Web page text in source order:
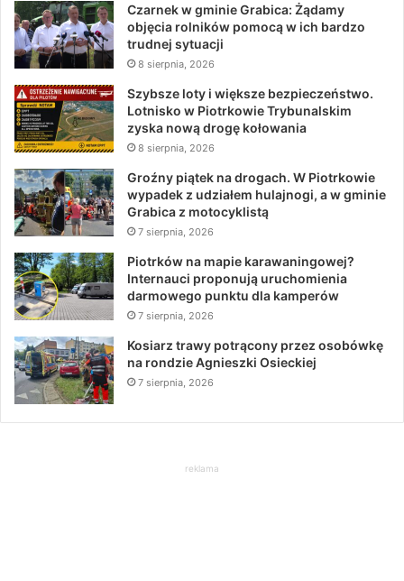
Czarnek w gminie Grabica: Żądamy
objęcia rolników pomocą w ich bardzo
trudnej sytuacji
8 sierpnia, 2026
Szybsze loty i większe bezpieczeństwo.
Lotnisko w Piotrkowie Trybunalskim
zyska nową drogę kołowania
8 sierpnia, 2026
Groźny piątek na drogach. W Piotrkowie
wypadek z udziałem hulajnogi, a w gminie
Grabica z motocyklistą
7 sierpnia, 2026
Piotrków na mapie karawaningowej?
Internauci proponują uruchomienia
darmowego punktu dla kamperów
7 sierpnia, 2026
Kosiarz trawy potrącony przez osobówkę
na rondzie Agnieszki Osieckiej
7 sierpnia, 2026
reklama